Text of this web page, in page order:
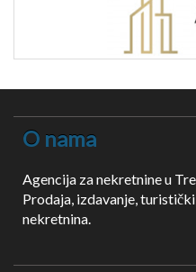
O nama
Agencija za nekretnine u
Prodaja, izdavanje,
nekretnina.